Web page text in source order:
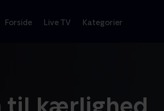
Forside Live TV Kategorier